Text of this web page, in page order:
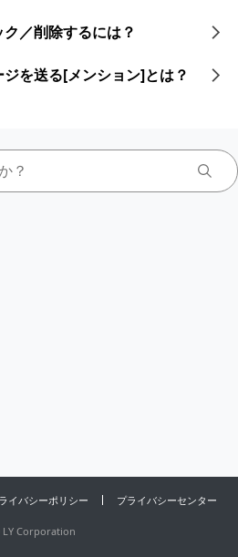
／削除するには？
を送る[メンション]とは？
イバシーポリシー プライバシーセンター
LY Corporation